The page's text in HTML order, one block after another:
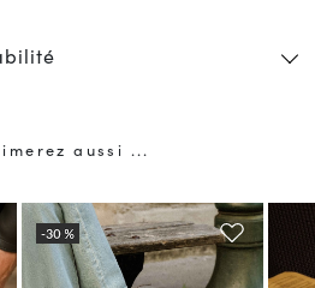
aussi ...